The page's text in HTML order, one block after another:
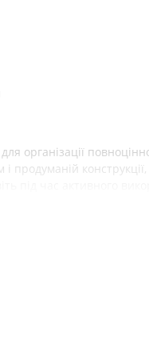
організації
конструкції,